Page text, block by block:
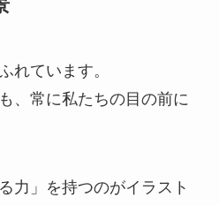
れています。
、常に私たちの目の前に
力」を持つのがイラスト